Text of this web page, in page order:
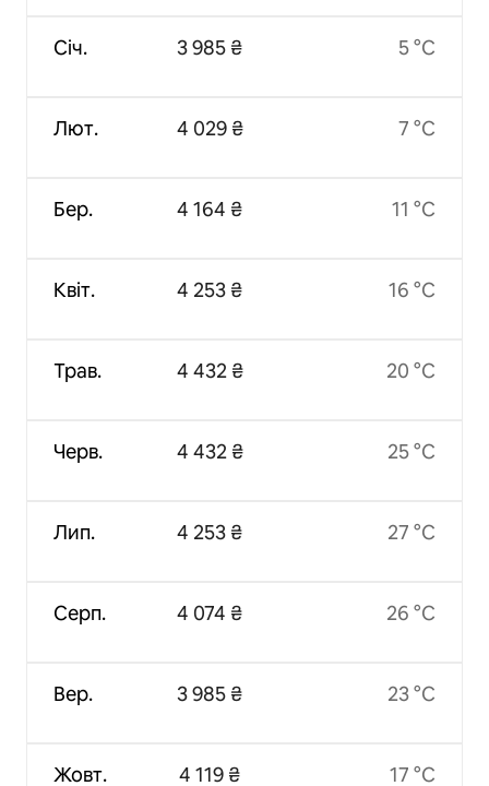
Січ.
Лют.
Бер.
Квіт.
Трав.
Черв.
Лип.
Серп.
Вер.
Жовт.
3 985 ₴
4 029 ₴
4 164 ₴
4 253 ₴
4 432 ₴
4 432 ₴
4 253 ₴
4 074 ₴
3 985 ₴
4 119 ₴
5 °C
7 °C
11 °C
16 °C
20 °C
25 °C
27 °C
26 °C
23 °C
17 °C